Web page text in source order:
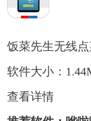
饭菜先生无线点
软件大小：
查看详情